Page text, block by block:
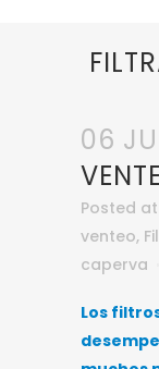
06
Posted at
venteo,
caperva
Los